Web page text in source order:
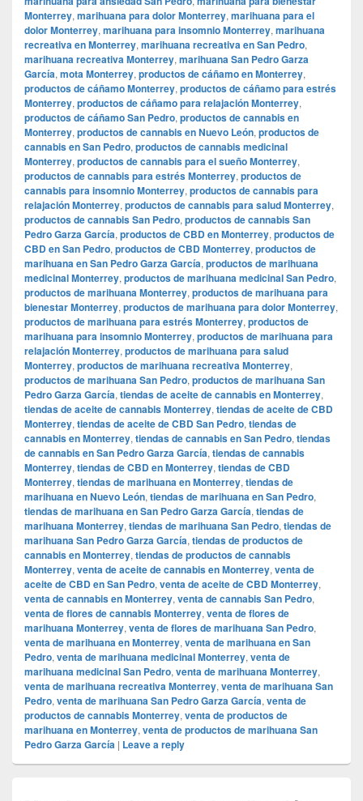
Monterrey, marihuana para dolor Monterrey, marihuana para el
dolor Monterrey, marihuana para insomnio Monterrey, marihuana
recreativa en Monterrey, marihuana recreativa en San Pedro,
marihuana recreativa Monterrey, marihuana San Pedro Garza
García, mota Monterrey, productos de cáñamo en Monterrey,
productos de cáñamo Monterrey, productos de cáñamo para estrés
Monterrey, productos de cáñamo para relajación Monterrey,
productos de cáñamo San Pedro, productos de cannabis en
Monterrey, productos de cannabis en Nuevo León, productos de
cannabis en San Pedro, productos de cannabis medicinal
Monterrey, productos de cannabis para el sueño Monterrey,
productos de cannabis para estrés Monterrey, productos de
cannabis para insomnio Monterrey, productos de cannabis para
relajación Monterrey, productos de cannabis para salud Monterrey,
productos de cannabis San Pedro, productos de cannabis San
Pedro Garza García, productos de CBD en Monterrey, productos de
CBD en San Pedro, productos de CBD Monterrey, productos de
marihuana en San Pedro Garza García, productos de marihuana
medicinal Monterrey, productos de marihuana medicinal San Pedro,
productos de marihuana Monterrey, productos de marihuana para
bienestar Monterrey, productos de marihuana para dolor Monterrey,
productos de marihuana para estrés Monterrey, productos de
marihuana para insomnio Monterrey, productos de marihuana para
relajación Monterrey, productos de marihuana para salud
Monterrey, productos de marihuana recreativa Monterrey,
productos de marihuana San Pedro, productos de marihuana San
Pedro Garza García, tiendas de aceite de cannabis en Monterrey,
tiendas de aceite de cannabis Monterrey, tiendas de aceite de CBD
Monterrey, tiendas de aceite de CBD San Pedro, tiendas de
cannabis en Monterrey, tiendas de cannabis en San Pedro, tiendas
de cannabis en San Pedro Garza García, tiendas de cannabis
Monterrey, tiendas de CBD en Monterrey, tiendas de CBD
Monterrey, tiendas de marihuana en Monterrey, tiendas de
marihuana en Nuevo León, tiendas de marihuana en San Pedro,
tiendas de marihuana en San Pedro Garza García, tiendas de
marihuana Monterrey, tiendas de marihuana San Pedro, tiendas de
marihuana San Pedro Garza García, tiendas de productos de
cannabis en Monterrey, tiendas de productos de cannabis
Monterrey, venta de aceite de cannabis en Monterrey, venta de
aceite de CBD en San Pedro, venta de aceite de CBD Monterrey,
venta de cannabis en Monterrey, venta de cannabis San Pedro,
venta de flores de cannabis Monterrey, venta de flores de
marihuana Monterrey, venta de flores de marihuana San Pedro,
venta de marihuana en Monterrey, venta de marihuana en San
Pedro, venta de marihuana medicinal Monterrey, venta de
marihuana medicinal San Pedro, venta de marihuana Monterrey,
venta de marihuana recreativa Monterrey, venta de marihuana San
Pedro, venta de marihuana San Pedro Garza García, venta de
productos de cannabis Monterrey, venta de productos de
marihuana en Monterrey, venta de productos de marihuana San
Pedro Garza García | Leave a reply